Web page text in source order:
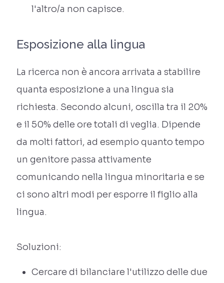
l'altro/a non capisce.
Esposizione alla lingua
La ricerca non è ancora arrivata a stabilire
quanta esposizione a una lingua sia
richiesta. Secondo alcuni, oscilla tra il 20%
e il 50% delle ore totali di veglia. Dipende
da molti fattori, ad esempio quanto tempo
un genitore passa attivamente
comunicando nella lingua minoritaria e se
ci sono altri modi per esporre il figlio alla
lingua.
Soluzioni:
Cercare di bilanciare l'utilizzo delle due